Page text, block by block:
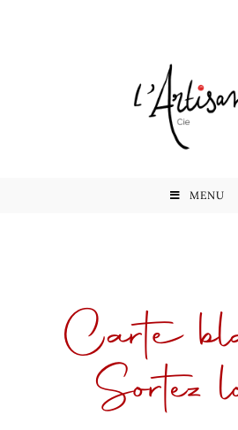
MENU
Carte
Sortez